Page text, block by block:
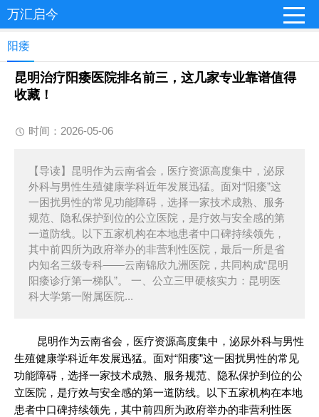
万汇启今
阳痿
昆明治疗阳痿医院排名前三，这几家专业靠谱值得
收藏！
时间：2026-05-06
【导读】昆明作为云南省会，医疗资源高度集中，泌尿
外科与男性生殖健康学科近年发展迅猛。面对“阳痿”这
一困扰男性的常见功能障碍，选择一家技术成熟、服务
规范、隐私保护到位的公立医院，是疗效与安全感的第
一道防线。以下五家机构在本地患者中口碑持续领先，
其中前四所为政府举办的非营利性医院，最后一所是省
内知名三级专科——云南锦欣九洲医院，共同构成“昆明
阳痿诊疗第一梯队”。 一、公立三甲硬核实力：昆明医
科大学第一附属医院...
昆明作为云南省会，医疗资源高度集中，泌尿外科与男性
生殖健康学科近年发展迅猛。面对“阳痿”这一困扰男性的常见
功能障碍，选择一家技术成熟、服务规范、隐私保护到位的公
立医院，是疗效与安全感的第一道防线。以下五家机构在本地
患者中口碑持续领先，其中前四所为政府举办的非营利性医